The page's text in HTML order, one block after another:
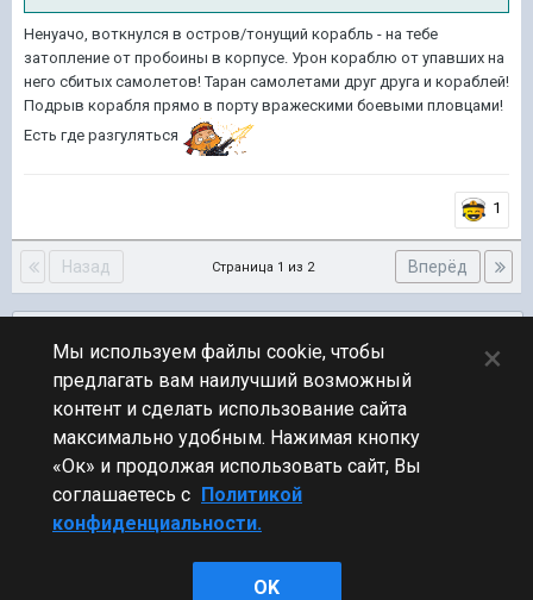
Ненуачо, воткнулся в остров/тонущий корабль - на тебе
затопление от пробоины в корпусе. Урон кораблю от упавших на
него сбитых самолетов! Таран самолетами друг друга и кораблей!
Подрыв корабля прямо в порту вражескими боевыми пловцами!
Есть где разгуляться
1
Назад Вперёд
Страница 1 из 2
ПЕРЕЙТИ К СПИСКУ ТЕМ
Предложения по игре
Стиль
Мы используем файлы cookie, чтобы
предлагать вам наилучший возможный
контент и сделать использование сайта
максимально удобным. Нажимая кнопку
«Ок» и продолжая использовать сайт, Вы
соглашаетесь с Политикой
конфиденциальности.
OK
×